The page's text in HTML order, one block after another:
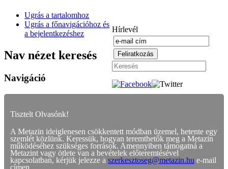
Hírlevél
Ugrás a tartalomhoz
Ugrás a főnavigációhoz és
a bejelentkezéshez
Nav nézet keresés
Navigáció
Tisztelt Olvasónk!
A Metazin ideiglenesen csökkentett módban üzemel, hetente egy
szemlét közlünk. Keressük, hogyan teremthetők meg a Metazin
működéséhez szükséges források. Amennyiben támogatná a
Metazint vagy ötlete van a bevételek előteremtésével
kapcsolatban, kérjük jelezze a szerkesztoseg@metazin.hu e-mail